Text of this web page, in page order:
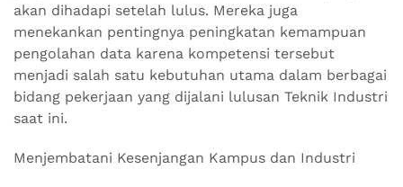
akan dihadapi setelah lulus. Mereka juga
menekankan pentingnya peningkatan kemampuan
pengolahan data karena kompetensi tersebut
menjadi salah satu kebutuhan utama dalam berbagai
bidang pekerjaan yang dijalani lulusan Teknik Industri
saat ini.
Menjembatani Kesenjangan Kampus dan Industri